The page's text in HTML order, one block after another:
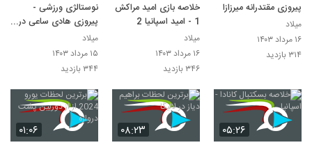
میلاد
۱۶ مرداد ۱۴۰۳
۳۱۴ بازدید
خلاصه بازی امید مراکش
1 - امید اسپانیا 2
میلاد
۱۶ مرداد ۱۴۰۳
۳۴۶ بازدید
نوستالژی ورزشی -
پیروزی هادی ساعی در
المپیک 2008
میلاد
۱۵ مرداد ۱۴۰۳
۳۴۴ بازدید
۰۵:۲۶ ۰۸:۲۳ ۰۱:۰۶